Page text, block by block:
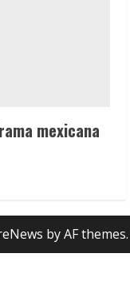
mexicana
by AF themes.